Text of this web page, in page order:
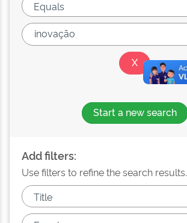
Start a new search
Add filters:
Use filters to refine the search results.